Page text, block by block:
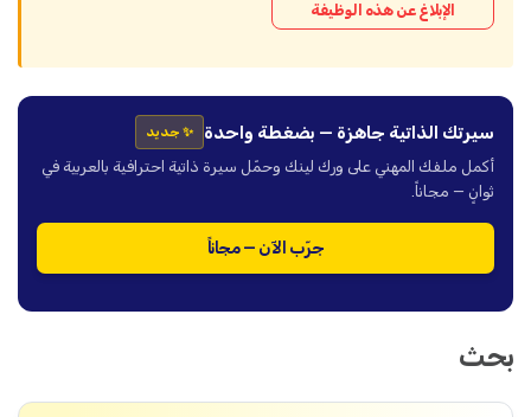
الإبلاغ عن هذه الوظيفة
سيرتك الذاتية جاهزة — بضغطة واحدة ✨ جديد
أكمل ملفك المهني على ورك لينك وحمّل سيرة ذاتية احترافية بالعربية في
ثوانٍ — مجاناً.
جرّب الآن — مجاناً
بحث